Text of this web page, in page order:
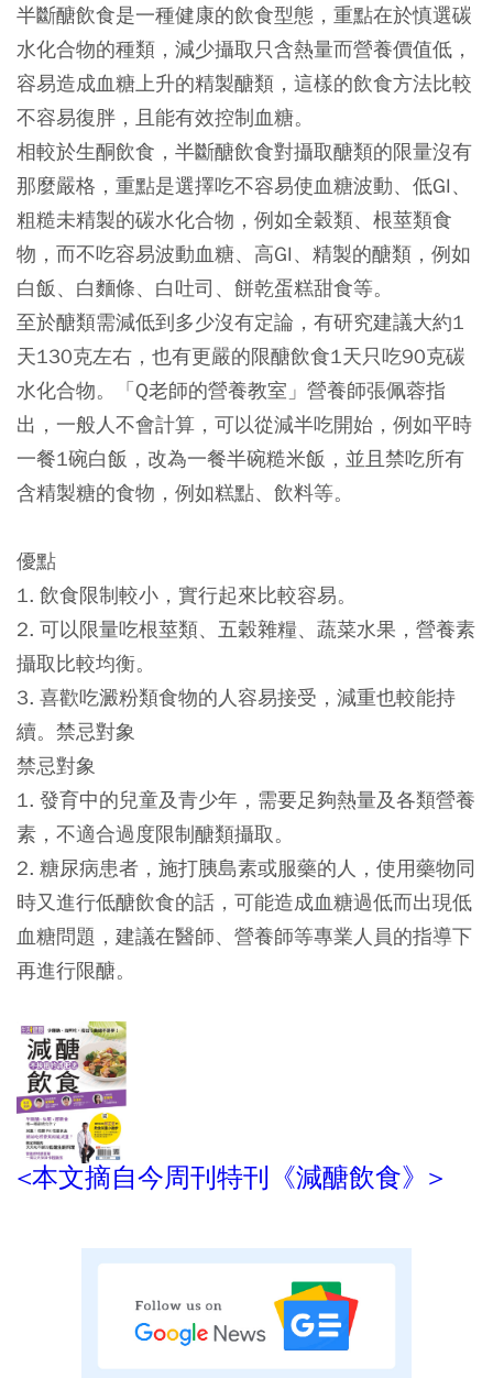
半斷醣飲食是一種健康的飲食型態，重點在於慎選碳
水化合物的種類，減少攝取只含熱量而營養價值低，
容易造成血糖上升的精製醣類，這樣的飲食方法比較
不容易復胖，且能有效控制血糖。
相較於生酮飲食，半斷醣飲食對攝取醣類的限量沒有
那麼嚴格，重點是選擇吃不容易使血糖波動、低GI、
粗糙未精製的碳水化合物，例如全穀類、根莖類食
物，而不吃容易波動血糖、高GI、精製的醣類，例如
白飯、白麵條、白吐司、餅乾蛋糕甜食等。
至於醣類需減低到多少沒有定論，有研究建議大約1
天130克左右，也有更嚴的限醣飲食1天只吃90克碳
水化合物。「Q老師的營養教室」營養師張佩蓉指
出，一般人不會計算，可以從減半吃開始，例如平時
一餐1碗白飯，改為一餐半碗糙米飯，並且禁吃所有
含精製糖的食物，例如糕點、飲料等。
優點
1. 飲食限制較小，實行起來比較容易。
2. 可以限量吃根莖類、五穀雜糧、蔬菜水果，營養素
攝取比較均衡。
3. 喜歡吃澱粉類食物的人容易接受，減重也較能持
續。禁忌對象
禁忌對象
1. 發育中的兒童及青少年，需要足夠熱量及各類營養
素，不適合過度限制醣類攝取。
2. 糖尿病患者，施打胰島素或服藥的人，使用藥物同
時又進行低醣飲食的話，可能造成血糖過低而出現低
血糖問題，建議在醫師、營養師等專業人員的指導下
再進行限醣。
<本文摘自今周刊特刊《減醣飲食》>